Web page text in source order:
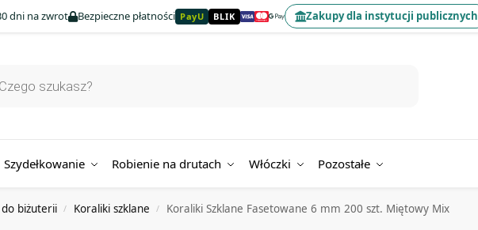
dni na zwrot Bezpieczne płatności PayU BLIK Zakupy dla instytucji publicznych
Szydełkowanie Robienie na drutach Włóczki Pozostałe
biżuterii / Koraliki szklane / Koraliki Szklane Fasetowane 6 mm 200 szt. Miętowy Mix